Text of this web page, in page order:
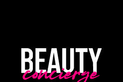
Публичная Оферта
Пользовательское Соглашение